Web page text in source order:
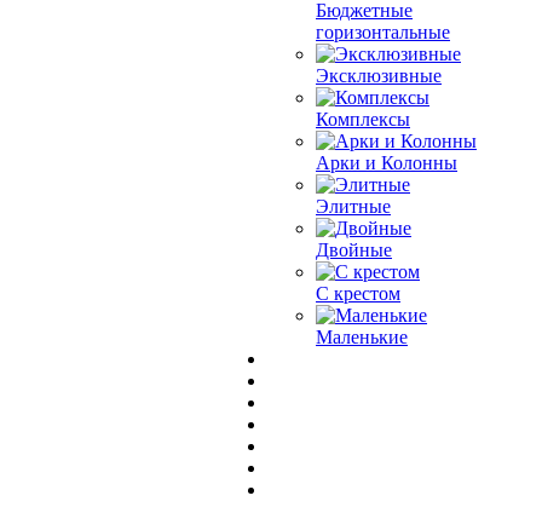
Бюджетные
горизонтальные
Эксклюзивные
Комплексы
Арки и Колонны
Элитные
Двойные
С крестом
Маленькие